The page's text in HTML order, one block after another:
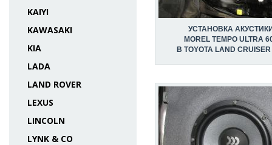
KAIYI
KAWASAKI
KIA
LADA
LAND ROVER
LEXUS
LINCOLN
LYNK & CO
УСТАНОВКА
MOREL TEMPO ULTRA
В TOYOTA LAND